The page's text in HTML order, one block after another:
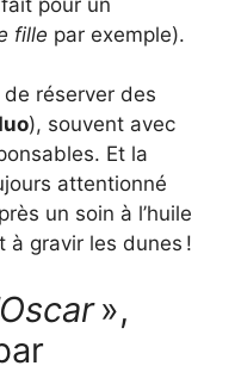
fille par exemple).
de réserver des
), souvent avec
Et la
attentionné
un soin à l’huile
à gravir les dunes !
»,